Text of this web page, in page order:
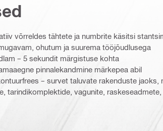
võrreldes tähtete ja numbrite käsitsi
ohutum ja suurema tööjõudlusega
– 5 sekundit märgistuse kohta
pinnalekandmine märkepea abil
– survet taluvate rakenduste jaoks,
tarindikomplektide, vagunite,